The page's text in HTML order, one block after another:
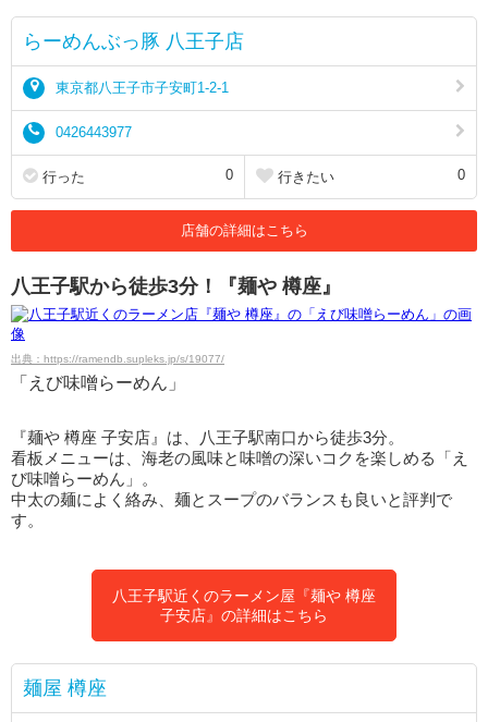
らーめんぶっ豚 八王子店
東京都八王子市子安町1-2-1
0426443977
行った 0 行きたい 0
店舗の詳細はこちら
八王子駅から徒歩3分！『麺や 樽座』
出典：https://ramendb.supleks.jp/s/19077/
「えび味噌らーめん」
『麺や 樽座 子安店』は、八王子駅南口から徒歩3分。
看板メニューは、海老の風味と味噌の深いコクを楽しめる「え
び味噌らーめん」。
中太の麺によく絡み、麺とスープのバランスも良いと評判で
す。
八王子駅近くのラーメン屋『麺や 樽座
子安店』の詳細はこちら
麺屋 樽座